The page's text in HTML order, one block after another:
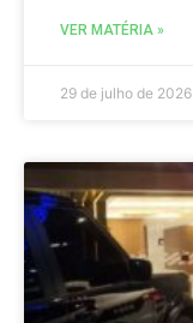
VER MATÉRIA »
29 de julho de 2026